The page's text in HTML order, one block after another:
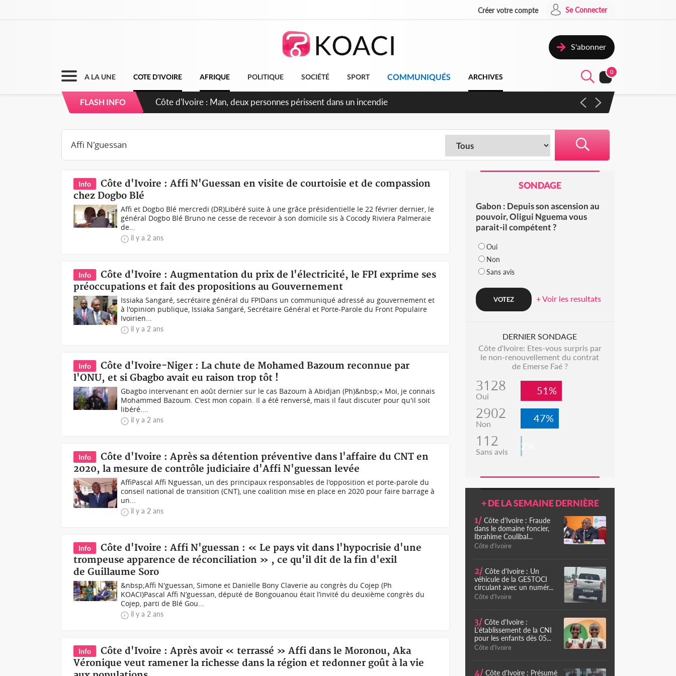
Créer votre compte Se Connecter
S'abonner
A LA UNE COTE D'IVOIRE AFRIQUE POLITIQUE SOCIÉTÉ SPORT COMMUNIQUÉS ARCHIVES
0
FLASH INFO
Côte d'Ivoire : Séileu, la célébration de la fête nationale transformée en vaste campagne contre les produits
Info
Côte d'Ivoire : Affi N'Guessan en visite de courtoisie et de compassion
chez Dogbo Blé
Affi et Dogbo Blé mercredi (DR)Libéré suite à une grâce présidentielle le 22 février dernier, le
général Dogbo Blé Bruno ne cesse de recevoir à son domicile sis à Cocody Riviera Palmeraie
de...
il y a 2 ans
Info
Côte d'Ivoire : Augmentation du prix de l'électricité, le FPI exprime ses
préoccupations et fait des propositions au Gouvernement
Issiaka Sangaré, secrétaire général du FPIDans un communiqué adressé au gouvernement et
à l'opinion publique, Issiaka Sangaré, Secrétaire Général et Porte-Parole du Front Populaire
Ivoirien...
il y a 2 ans
Info
Côte d'Ivoire-Niger : La chute de Mohamed Bazoum reconnue par
l'ONU, et si Gbagbo avait eu raison trop tôt !
Gbagbo intervenant en août dernier sur le cas Bazoum à Abidjan (Ph)&nbsp;« Moi, je connais
Mohammed Bazoum. C'est mon copain. Il a été renversé, mais il faut discuter pour qu'il soit
libéré....
il y a 2 ans
Info
Côte d'Ivoire : Après sa détention préventive dans l'affaire du CNT en
2020, la mesure de contrôle judiciaire d'Affi N'guessan levée
AffiPascal Affi Nguessan, un des principaux responsables de l'opposition et porte-parole du
conseil national de transition (CNT), une coalition mise en place en 2020 pour faire barrage à
un...
il y a 2 ans
Info
Côte d'Ivoire : Affi N'guessan : « Le pays vit dans l'hypocrisie d'une
trompeuse apparence de réconciliation » , ce qu'il dit de la fin d'exil
de Guillaume Soro
&nbsp;Affi N'guessan, Simone et Danielle Bony Claverie au congrès du Cojep (Ph
KOACI)Pascal Affi N’guessan, député de Bongouanou était l’invité du deuxième congrès du
Cojep, parti de Blé Gou...
il y a 2 ans
Info
Côte d'Ivoire : Après avoir « terrassé » Affi dans le Moronou, Aka
Véronique veut ramener la richesse dans la région et redonner goût à la vie
SONDAGE
Gabon : Depuis son ascension au
pouvoir, Oligui Nguema vous
parait-il compétent ?
Oui
Non
Sans avis
+ Voir les resultats
DERNIER SONDAGE
Côte d'Ivoire: Etes-vous surpris par
le non-renouvellement du contrat
de Emerse Faé ?
3128
Oui 51%
2902
Non 47%
112
Sans avis 2%
+ DE LA SEMAINE DERNIÈRE
1/ Côte d'Ivoire : Fraude
dans le domaine foncier,
Ibrahime Coulibal...
Côte d'Ivoire
2/ Côte d'Ivoire : Un
véhicule de la GESTOCI
circulant avec un numér...
Côte d'Ivoire
3/ Côte d'Ivoire :
L'établissement de la CNI
pour les enfants dès 05...
Côte d'Ivoire
4/ Côte d'Ivoire : Présumé